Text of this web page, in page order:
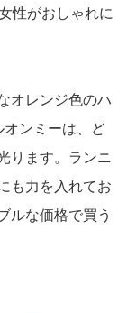
性がおしゃれに
オレンジ色のハ
オンミーは、ど
ります。ランニ
も力を入れてお
ルな価格で買う